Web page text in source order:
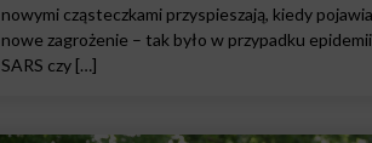
nowymi cząsteczkami przyspieszają, kiedy
nowe zagrożenie – tak było w przypadku epidemii
SARS czy […]